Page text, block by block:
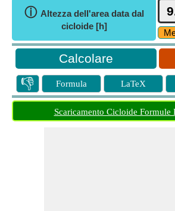
ⓘ Altezza dell'area data dal
cicloide [h]
👎 Formula LaTeX
Scaricamento Cicloide Formule